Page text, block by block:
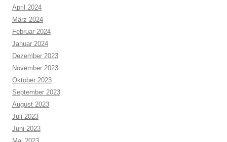
April 2024
März 2024
Februar 2024
Januar 2024
Dezember 2023
November 2023
Oktober 2023
September 2023
August 2023
Juli 2023
Juni 2023